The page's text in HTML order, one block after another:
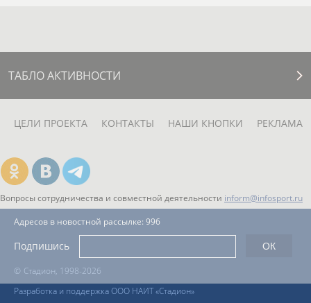
ТАБЛО АКТИВНОСТИ
ЦЕЛИ ПРОЕКТА КОНТАКТЫ НАШИ КНОПКИ РЕКЛАМА
Вопросы сотрудничества и совместной деятельности inform@infosport.ru
© Стадион, 1998-2026
Разработка и поддержка ООО НАИТ «Стадион»
Адресов в новостной рассылке: 996
Подпишись